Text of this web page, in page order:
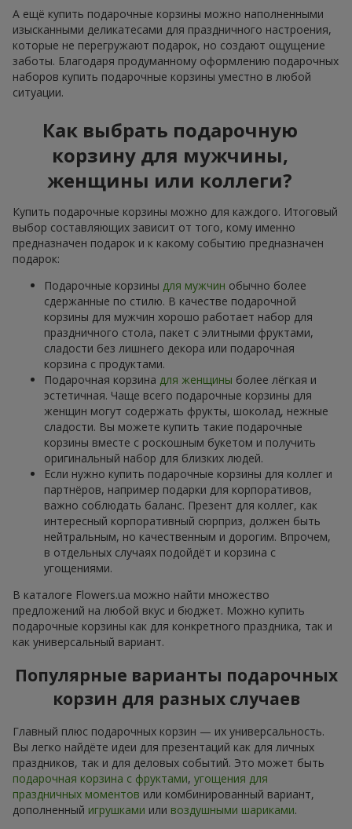
А ещё купить подарочные корзины можно наполненными
изысканными деликатесами для праздничного настроения,
которые не перегружают подарок, но создают ощущение
заботы. Благодаря продуманному оформлению подарочных
наборов купить подарочные корзины уместно в любой
ситуации.
Как выбрать подарочную
корзину для мужчины,
женщины или коллеги?
Купить подарочные корзины можно для каждого. Итоговый
выбор составляющих зависит от того, кому именно
предназначен подарок и к какому событию предназначен
подарок:
Подарочные корзины для мужчин обычно более
сдержанные по стилю. В качестве подарочной
корзины для мужчин хорошо работает набор для
праздничного стола, пакет с элитными фруктами,
сладости без лишнего декора или подарочная
корзина с продуктами.
Подарочная корзина для женщины более лёгкая и
эстетичная. Чаще всего подарочные корзины для
женщин могут содержать фрукты, шоколад, нежные
сладости. Вы можете купить такие подарочные
корзины вместе с роскошным букетом и получить
оригинальный набор для близких людей.
Если нужно купить подарочные корзины для коллег и
партнёров, например подарки для корпоративов,
важно соблюдать баланс. Презент для коллег, как
интересный корпоративный сюрприз, должен быть
нейтральным, но качественным и дорогим. Впрочем,
в отдельных случаях подойдёт и корзина с
угощениями.
В каталоге Flowers.ua можно найти множество
предложений на любой вкус и бюджет. Можно купить
подарочные корзины как для конкретного праздника, так и
как универсальный вариант.
Популярные варианты подарочных
корзин для разных случаев
Главный плюс подарочных корзин — их универсальность.
Вы легко найдёте идеи для презентаций как для личных
праздников, так и для деловых событий. Это может быть
подарочная корзина с фруктами, угощения для
праздничных моментов или комбинированный вариант,
дополненный игрушками или воздушными шариками.